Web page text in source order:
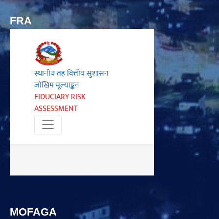
FRA
MOFAGA